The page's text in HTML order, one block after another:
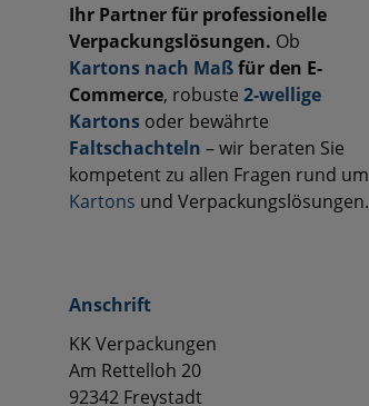
Ihr Partner für professionelle
Verpackungslösungen. Ob
Kartons nach Maßfür den E-
Commerce, robuste 2-wellige
Kartons oder bewährte
Faltschachteln – wir beraten Sie
kompetent zu allen Fragen rund um
Kartons und Verpackungslösungen.
Anschrift
KK Verpackungen
Am Rettelloh 20
92342 Freystadt